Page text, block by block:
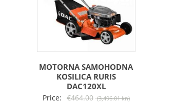
MOTORNA SAMOHODNA
KOSILICA RURIS
DAC120XL
Price: €464.00 (3,496.01 kn)Izvorna